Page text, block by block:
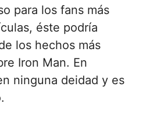
para los fans más
éste podría
los hechos más
Iron Man. En
ninguna deidad y es